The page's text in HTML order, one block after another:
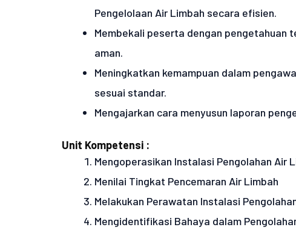
Pengelolaan Air Limbah secara efisien.
Membekali peserta dengan pengetahuan
aman.
Meningkatkan kemampuan dalam
sesuai standar.
Mengajarkan cara menyusun laporan
Unit Kompetensi :
Mengoperasikan Instalasi Pengolahan Air
Menilai Tingkat Pencemaran Air Limbah
Melakukan Perawatan Instalasi
Mengidentifikasi Bahaya dalam